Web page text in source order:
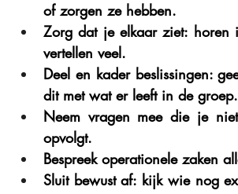
of zorgen ze hebben.
Zorg dat je elkaar ziet: horen
vertellen veel.
Deel en kader beslissingen:
dit met wat er leeft in de groep.
Neem vragen mee die je niet
opvolgt.
Bespreek operationele zaken
Sluit bewust af: kijk wie nog